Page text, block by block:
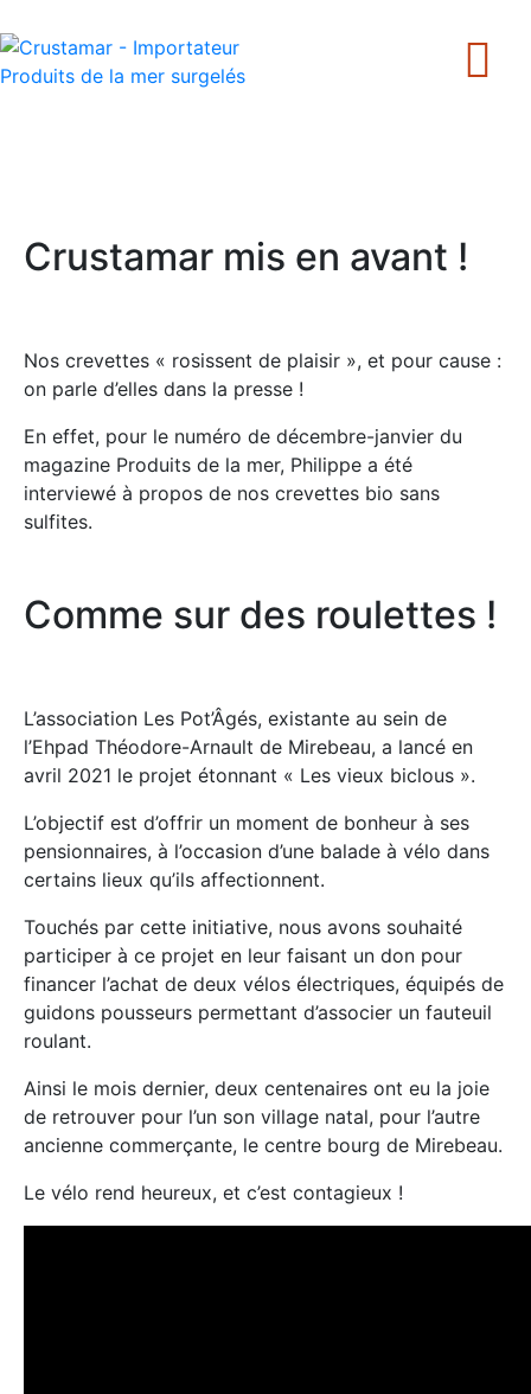
Crustamar mis en avant !
Nos crevettes « rosissent de plaisir », et pour cause :
on parle d’elles dans la presse !
En effet, pour le numéro de décembre-janvier du
magazine Produits de la mer, Philippe a été
interviewé à propos de nos crevettes bio sans
sulfites.
Comme sur des roulettes !
L’association Les Pot’Âgés, existante au sein de
l’Ehpad Théodore-Arnault de Mirebeau, a lancé en
avril 2021 le projet étonnant « Les vieux biclous ».
L’objectif est d’offrir un moment de bonheur à ses
pensionnaires, à l’occasion d’une balade à vélo dans
certains lieux qu’ils affectionnent.
Touchés par cette initiative, nous avons souhaité
participer à ce projet en leur faisant un don pour
financer l’achat de deux vélos électriques, équipés de
guidons pousseurs permettant d’associer un fauteuil
roulant.
Ainsi le mois dernier, deux centenaires ont eu la joie
de retrouver pour l’un son village natal, pour l’autre
ancienne commerçante, le centre bourg de Mirebeau.
Le vélo rend heureux, et c’est contagieux !